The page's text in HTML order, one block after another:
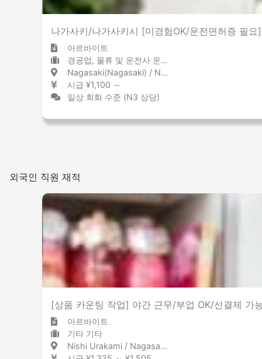
나가사키/나가사키시 [미경험OK/운전면허증 필
아르바이트
경공업, 물류 및 운전사 운전기사
Nagasaki(Nagasaki) / Nagasaki 長崎(長崎) / 長崎県
시급 ¥1,100 ～
일상 회화 수준 (N3 상당)
외국인 직원 재적
[상품 카운팅 작업] 야간 근무/부업 OK/선결제 가
아르바이트
기타 기타
Nishi Urakami / Nagasaki 西浦上 / 長崎県